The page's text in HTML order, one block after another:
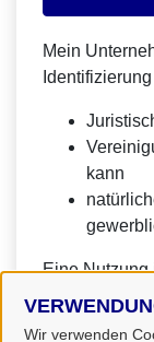
Wir verwenden
Mein
kann
Eine Nutzung
Sinne von § 1